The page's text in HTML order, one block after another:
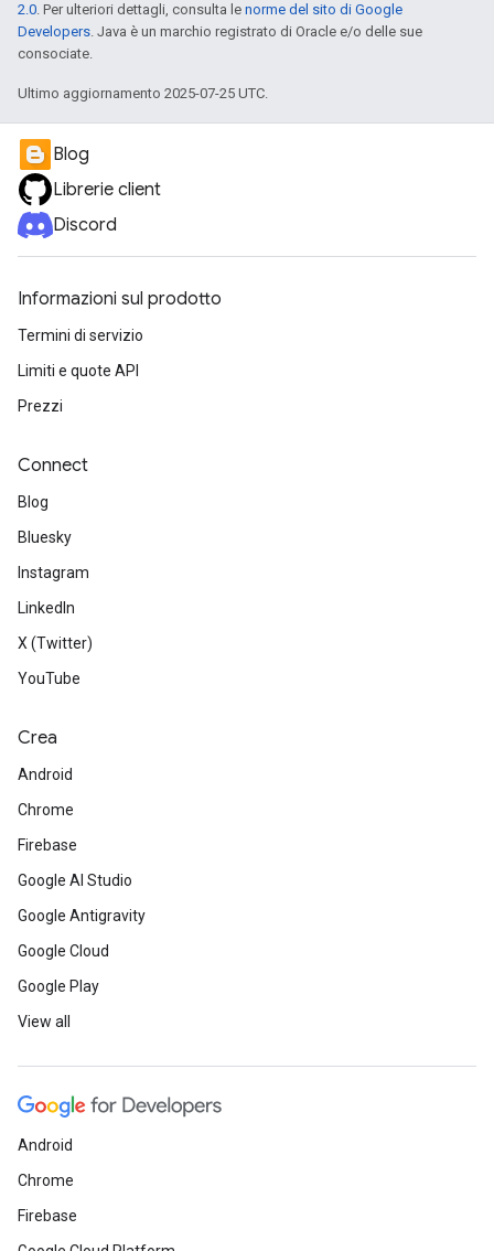
2.0. Per ulteriori dettagli, consulta le norme del sito di Google
Developers. Java è un marchio registrato di Oracle e/o delle sue
consociate.
Ultimo aggiornamento 2025-07-25 UTC.
Blog
Librerie client
Discord
Informazioni sul prodotto
Termini di servizio
Limiti e quote API
Prezzi
Connect
Blog
Bluesky
Instagram
LinkedIn
X (Twitter)
YouTube
Crea
Android
Chrome
Firebase
Google AI Studio
Google Antigravity
Google Cloud
Google Play
View all
Android
Chrome
Firebase